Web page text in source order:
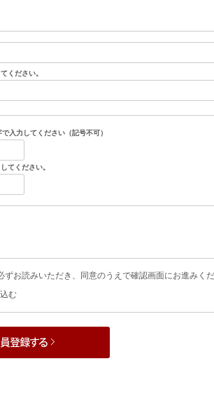
ください。
入力してください（記号不可）
てください。
ずお読みいただき、同意のうえで確認画面にお進みく
む